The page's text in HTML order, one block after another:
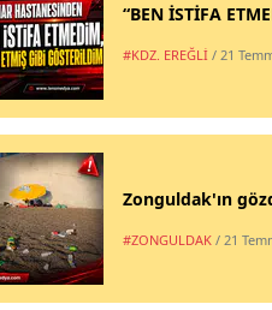
“BEN İSTİFA
#KDZ. EREĞLİ / 21
Zonguldak'ın
#ZONGULDAK / 21